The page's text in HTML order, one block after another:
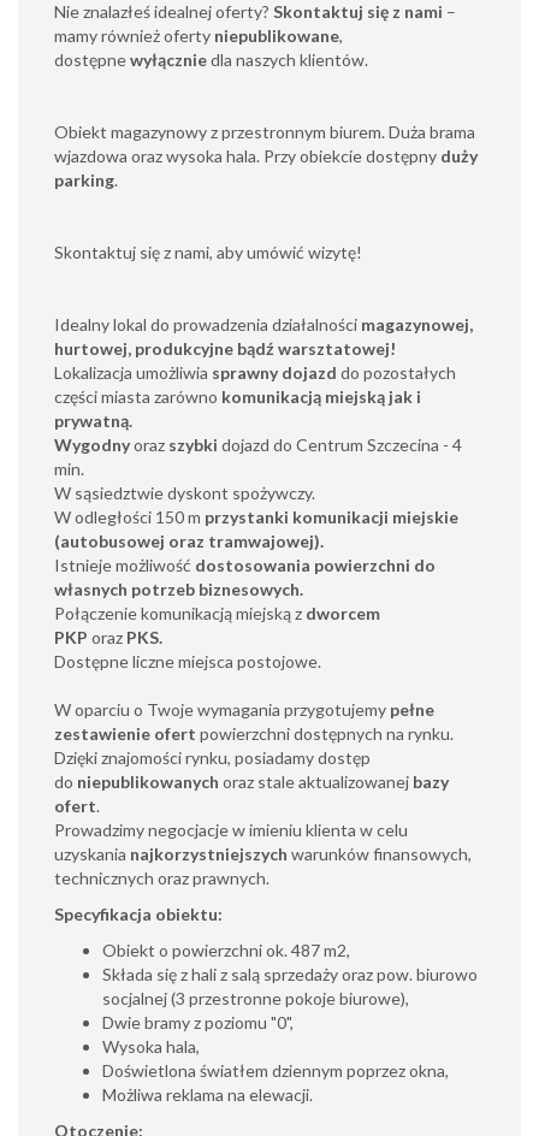
Nie znalazłeś idealnej oferty? Skontaktuj się z nami –
mamy również oferty niepublikowane,
dostępnewyłączniedla naszych klientów.
Obiekt magazynowy z przestronnym biurem. Duża brama
wjazdowa oraz wysoka hala. Przy obiekcie dostępny duży
parking.
Skontaktuj się z nami, aby umówić wizytę!
Idealny lokal do prowadzenia działalności magazynowej,
hurtowej, produkcyjne bądź warsztatowej!
Lokalizacja umożliwia sprawny dojazd do pozostałych
części miasta zarówno komunikacją miejską jak i
prywatną.
Wygodnyoraz szybki dojazd do Centrum Szczecina - 4
min.
W sąsiedztwie dyskont spożywczy.
W odległości 150 m przystanki komunikacji miejskie
(autobusowej oraz tramwajowej).
Istnieje możliwość dostosowania powierzchni do
własnych potrzeb biznesowych.
Połączenie komunikacją miejską z dworcem
PKP oraz PKS.
Dostępne liczne miejsca postojowe.
W oparciu o Twoje wymagania przygotujemy pełne
zestawienie ofert powierzchni dostępnych na rynku.
Dzięki znajomości rynku, posiadamy dostęp
do niepublikowanych oraz stale aktualizowanej bazy
ofert.
Prowadzimy negocjacje w imieniu klienta w celu
uzyskania najkorzystniejszych warunków finansowych,
technicznych oraz prawnych.
Specyfikacja obiektu:
Obiekt o powierzchni ok. 487 m2,
Składa się z hali z salą sprzedaży oraz pow. biurowo
socjalnej (3 przestronne pokoje biurowe),
Dwie bramy z poziomu "0",
Wysoka hala,
Doświetlona światłem dziennym poprzez okna,
Możliwa reklama na elewacji.
Otoczenie: